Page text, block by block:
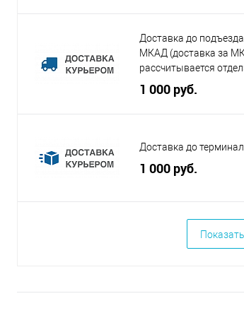
Доставка до
МКАД (доставка за
рассчитывается
1 000 руб.
Доставка до
1 000 руб.